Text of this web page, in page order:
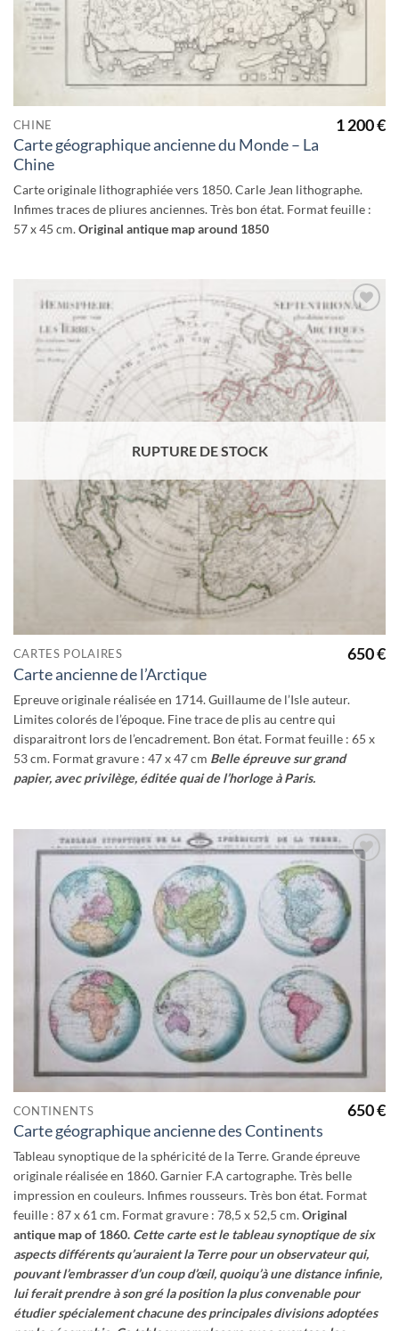
CHINE
Carte géographique ancienne du Monde – La
Chine
1 200€
Carte originale lithographiée vers 1850. Carle Jean lithographe.
Infimes traces de pliures anciennes. Très bon état. Format feuille :
57 x 45 cm.Original antique map around 1850
Ajouter
à la
wishlist
RUPTURE DE STOCK
CARTES POLAIRES
Carte ancienne de l’Arctique
650€
Epreuve originale réalisée en 1714. Guillaume de l’Isle auteur.
Limites colorés de l’époque. Fine trace de plis au centre qui
disparaitront lors de l’encadrement. Bon état. Format feuille : 65 x
53 cm. Format gravure : 47 x 47 cm Belle épreuve sur grand
papier, avec privilège, éditée quai de l’horloge à Paris.
wishlist
CONTINENTS
Carte géographique ancienne des Continents
650€
Tableau synoptique de la sphéricité de la Terre. Grande épreuve
originale réalisée en 1860. Garnier F.A cartographe. Très belle
impression en couleurs. Infimes rousseurs. Très bon état. Format
feuille : 87 x 61 cm. Format gravure : 78,5 x 52,5 cm.Original
antique map of 1860. Cette carte est le tableau synoptique de six
aspects différents qu’auraient la Terre pour un observateur qui,
pouvant l’embrasser d’un coup d’œil, quoiqu’à une distance infinie,
lui ferait prendre à son gré la position la plus convenable pour
étudier spécialement chacune des principales divisions adoptées